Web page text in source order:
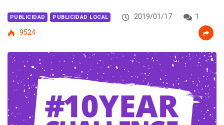
PUBLICIDAD PUBLICIDAD LOCAL 2019/01/17
1
9524